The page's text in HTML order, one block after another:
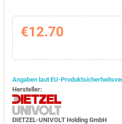
€12.70
Angaben laut EU-
Hersteller:
DIETZEL-UNIVOLT Holding GmbH